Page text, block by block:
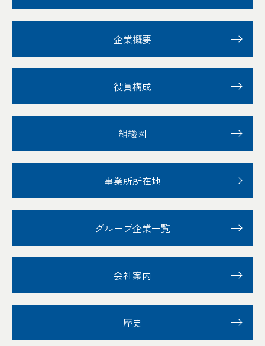
企業概要
役員構成
組織図
事業所所在地
グループ企業一覧
会社案内
歴史